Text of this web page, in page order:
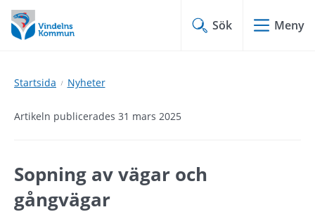
Hoppa
till
innehåll
Hoppa
till
undermeny
Sök Meny
Startsida Nyheter
Artikeln publicerades 31 mars 2025
Sopning av vägar och
gångvägar